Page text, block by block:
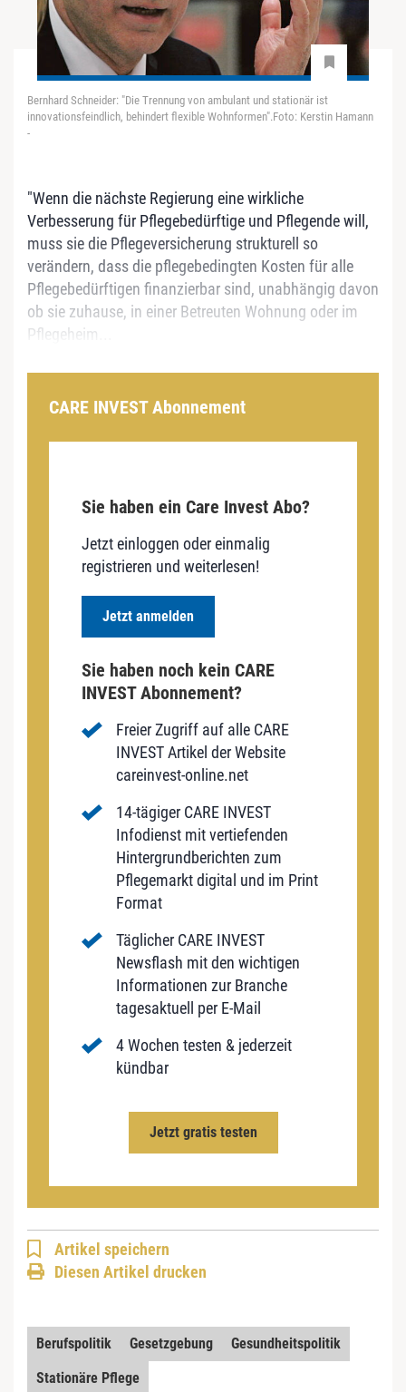
Bernhard Schneider: "Die Trennung von ambulant und stationär ist
innovationsfeindlich, behindert flexible Wohnformen".Foto: Kerstin Hamann
-
"Wenn die nächste Regierung eine wirkliche
Verbesserung für Pflegebedürftige und Pflegende will,
muss sie die Pflegeversicherung strukturell so
verändern, dass die pflegebedingten Kosten für alle
Pflegebedürftigen finanzierbar sind, unabhängig davon
ob sie zuhause, in einer Betreuten Wohnung oder im
Pflegeheim...
CARE INVEST Abonnement
Sie haben ein Care Invest Abo?
Jetzt einloggen oder einmalig
registrieren und weiterlesen!
Jetzt anmelden
Sie haben noch kein CARE
INVEST Abonnement?
Freier Zugriff auf alle CARE
INVEST Artikel der Website
careinvest-online.net
14-tägiger CARE INVEST
Infodienst mit vertiefenden
Hintergrundberichten zum
Pflegemarkt digital und im Print
Format
Täglicher CARE INVEST
Newsflash mit den wichtigen
Informationen zur Branche
tagesaktuell per E-Mail
4 Wochen testen & jederzeit
kündbar
Jetzt gratis testen
Artikel speichern
Diesen Artikel drucken
Berufspolitik Gesetzgebung
Gesundheitspolitik
Stationäre Pflege